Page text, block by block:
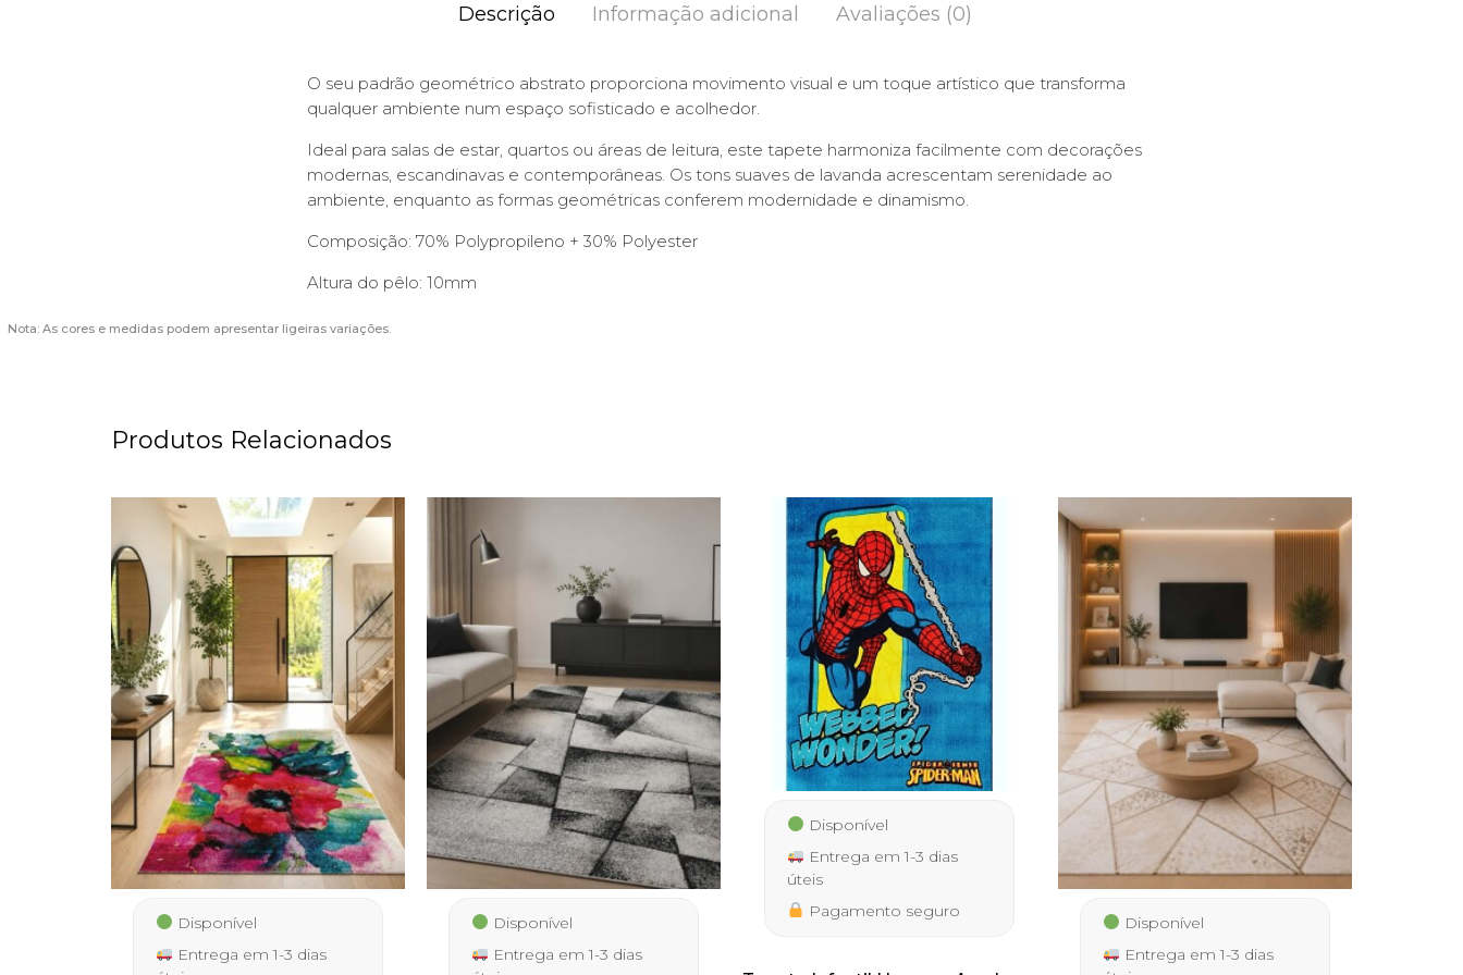
Descrição Informação adicional Avaliações (0)
O seu padrão geométrico abstrato proporciona movimento visual e um toque artístico que transforma
qualquer ambiente num espaço sofisticado e acolhedor.
Ideal para salas de estar, quartos ou áreas de leitura, este tapete harmoniza facilmente com decorações
modernas, escandinavas e contemporâneas. Os tons suaves de lavanda acrescentam serenidade ao
ambiente, enquanto as formas geométricas conferem modernidade e dinamismo.
Composição: 70% Polypropileno + 30% Polyester
Altura do pêlo: 10mm
Nota: As cores e medidas podem apresentar ligeiras variações.
Produtos Relacionados
Disponível
Entrega em 1-3 dias
Disponível
Entrega em 1-3 dias
Disponível
Entrega em 1-3 dias
úteis
Pagamento seguro
Disponível
Entrega em 1-3 dias